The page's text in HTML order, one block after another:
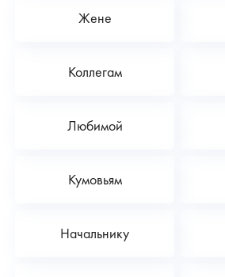
Жене
Коллегам
Любимой
Кумовьям
Начальнику